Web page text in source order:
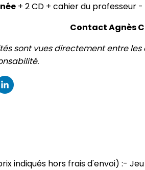
+ 2 CD + cahier du professeur
Contact Agnès
sont vues directement entre
indiqués hors frais d'envoi) :- Jeu